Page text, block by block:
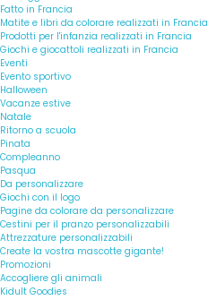
Fatto in Francia
Matite e libri da colorare realizzati in Francia
Prodotti per l'infanzia realizzati in Francia
Giochi e giocattoli realizzati in Francia
Eventi
Evento sportivo
Halloween
Vacanze estive
Natale
Ritorno a scuola
Pinata
Compleanno
Pasqua
Da personalizzare
Giochi con il logo
Pagine da colorare da personalizzare
Cestini per il pranzo personalizzabili
Attrezzature personalizzabili
Create la vostra mascotte gigante!
Promozioni
Accogliere gli animali
Kidult Goodies